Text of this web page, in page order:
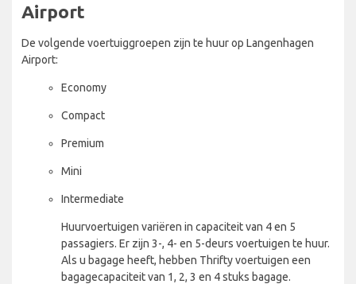
Airport
De volgende voertuiggroepen zijn te huur op Langenhagen
Airport:
Economy
Compact
Premium
Mini
Intermediate
Huurvoertuigen variëren in capaciteit van 4 en 5
passagiers. Er zijn 3-, 4- en 5-deurs voertuigen te huur.
Als u bagage heeft, hebben Thrifty voertuigen een
bagagecapaciteit van 1, 2, 3 en 4 stuks bagage.